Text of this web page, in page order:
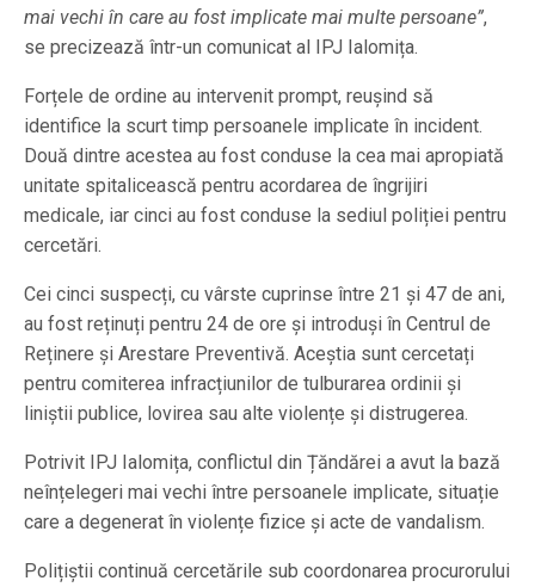
mai vechi în care au fost implicate mai multe persoane”,
se precizează într-un comunicat al IPJ Ialomița.
Forțele de ordine au intervenit prompt, reușind să
identifice la scurt timp persoanele implicate în incident.
Două dintre acestea au fost conduse la cea mai apropiată
unitate spitalicească pentru acordarea de îngrijiri
medicale, iar cinci au fost conduse la sediul poliției pentru
cercetări.
Cei cinci suspecți, cu vârste cuprinse între 21 și 47 de ani,
au fost reținuți pentru 24 de ore și introduși în Centrul de
Reținere și Arestare Preventivă. Aceștia sunt cercetați
pentru comiterea infracțiunilor de tulburarea ordinii și
liniștii publice, lovirea sau alte violențe și distrugerea.
Potrivit IPJ Ialomița, conflictul din Țăndărei a avut la bază
neînțelegeri mai vechi între persoanele implicate, situație
care a degenerat în violențe fizice și acte de vandalism.
Polițiștii continuă cercetările sub coordonarea procurorului